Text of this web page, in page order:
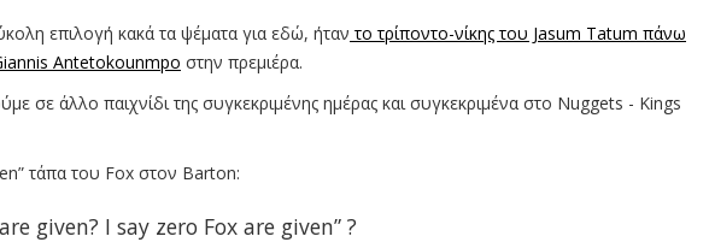
επιλογή κακά τα ψέματα για εδώ, ήταν το τρίποντο-νίκης του Jasum Tatum πάνω
Antetokounmpo στην πρεμιέρα.
σε άλλο παιχνίδι της συγκεκριμένης ημέρας και συγκεκριμένα στο Nuggets - Kings
τάπα του Fox στον Barton:
given? I say zero Fox are given” ?